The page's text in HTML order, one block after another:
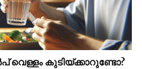
വെള്ളം കുടിയ്ക്കാറുണ്ടോ?